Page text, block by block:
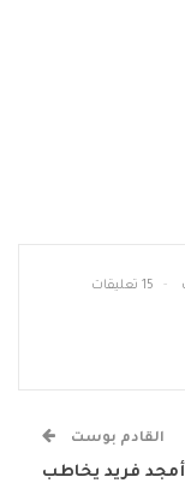
15 تعليقات
القادم بوست
أمجد فريد يخاطب